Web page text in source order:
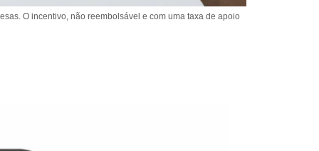
O incentivo, não reembolsável e com uma taxa de apoio